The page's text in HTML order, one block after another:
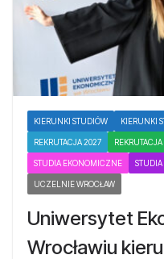
KIERUNKI STUDIÓW KIERUNKI
REKRUTACJA 2027
STUDIA EKONOMICZNE STUDIA
UCZELNIE WROCŁAW
Uniwersytet
Wrocławiu